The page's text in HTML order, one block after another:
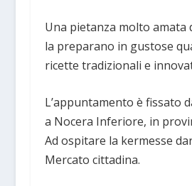
Una pietanza molto amata
la preparano in gustose
ricette tradizionali e
L’appuntamento è fissato
a Nocera Inferiore, in
Ad ospitare la kermesse
Mercato cittadina.